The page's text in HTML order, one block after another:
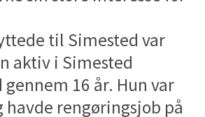
til Simested var
aktiv i Simested
gennem 16 år. Hun var
rengøringsjob på